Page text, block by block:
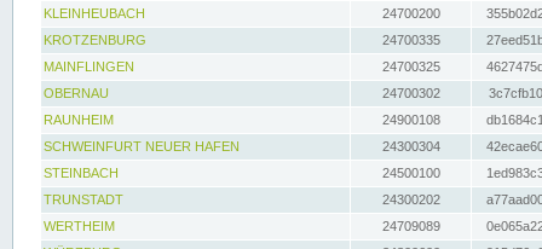
KLEINHEUBACH 24700200
KROTZENBURG
24700335
MAINFLINGEN
24700325
OBERNAU
24700302
RAUNHEIM
24900108
SCHWEINFURT NEUER HAFEN
24300304
STEINBACH
24500100
TRUNSTADT
24300202
WERTHEIM
24709089